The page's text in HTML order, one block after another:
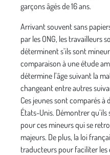
garçons âgés de 16 ans.
Arrivant souvent sans
par les ONG, les travailleurs
déterminent s’ils sont
comparaison à une étude
détermine l’âge suivant la
changeant entre autres
Ces jeunes sont comparés à
États-Unis. Démontrer
pour ces mineurs qui se
majeurs. De plus, la loi
traducteurs pour faciliter les